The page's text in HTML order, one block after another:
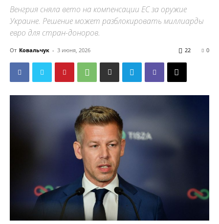
Венгрия сняла вето на компенсации ЕС за оружие
Украине. Решение может разблокировать миллиарды
евро для стран-доноров.
От Ковальчук - 3 июня, 2026 0
22